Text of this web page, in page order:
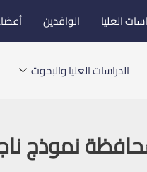
العليا الوافدين
الدراسات العليا والبحوث
نموذج